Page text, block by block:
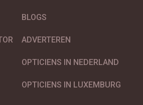
BLOGS
ADVERTEREN
OPTICIENS IN NEDERLAND
OPTICIENS IN LUXEMBURG